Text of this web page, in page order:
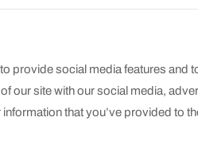
provide social media features and
our site with our social media,
that you’ve provided to